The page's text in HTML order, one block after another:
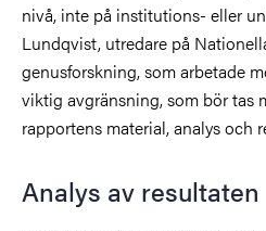
nivå, inte på institutions- eller
Lundqvist, utredare på
genusforskning, som arbetade
viktig avgränsning, som bör tas
rapportens material, analys och
Analys av resultaten